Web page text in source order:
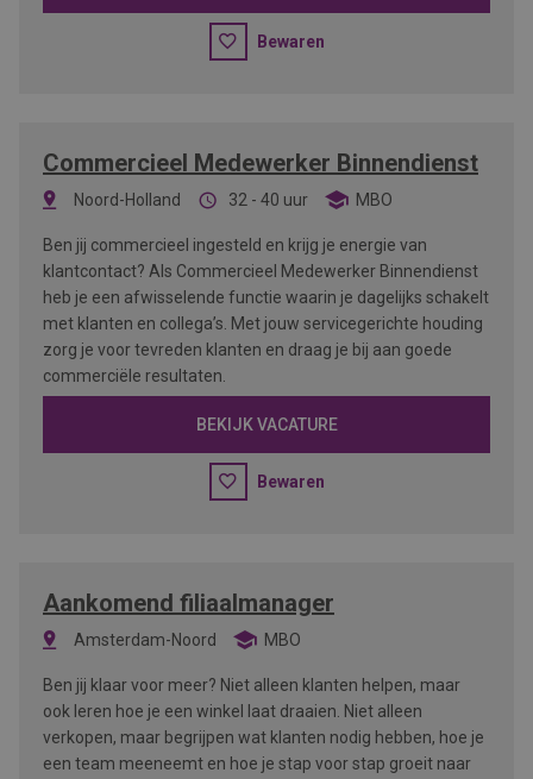
Bewaren
Commercieel Medewerker Binnendienst
Noord-Holland 32 - 40 uur MBO
Ben jij commercieel ingesteld en krijg je energie van
klantcontact? Als Commercieel Medewerker Binnendienst
heb je een afwisselende functie waarin je dagelijks schakelt
met klanten en collega’s. Met jouw servicegerichte houding
zorg je voor tevreden klanten en draag je bij aan goede
commerciële resultaten.
BEKIJK VACATURE
Bewaren
Aankomend filiaalmanager
Amsterdam-Noord MBO
Ben jij klaar voor meer? Niet alleen klanten helpen, maar
ook leren hoe je een winkel laat draaien. Niet alleen
verkopen, maar begrijpen wat klanten nodig hebben, hoe je
een team meeneemt en hoe je stap voor stap groeit naar